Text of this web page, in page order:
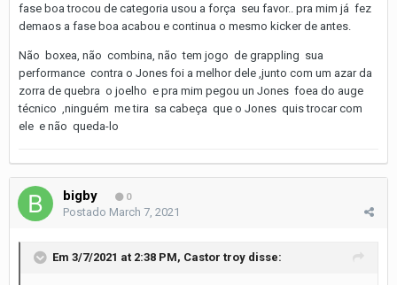
fase boa trocou de categoria usou a força seu favor.. pra mim já fez
demaos a fase boa acabou e continua o mesmo kicker de antes.
Não boxea, não combina, não tem jogo de grappling sua
performance contra o Jones foi a melhor dele ,junto com um azar da
zorra de quebra o joelho e pra mim pegou un Jones foea do auge
técnico ,ninguém me tira sa cabeça que o Jones quis trocar com
ele e não queda-lo
bigby 0
Postado March 7, 2021
Em 3/7/2021 at 2:38 PM, Castor troy disse: